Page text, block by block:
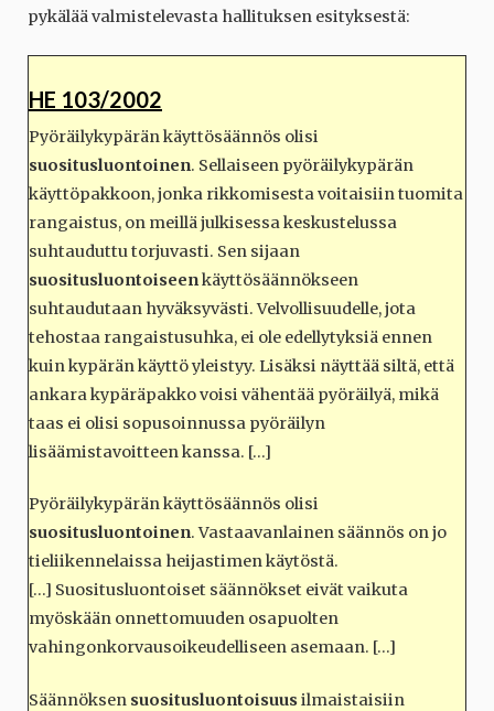
pykälää valmistelevasta hallituksen esityksestä:
HE 103/2002
Pyöräilykypärän käyttösäännös olisi
suositusluontoinen. Sellaiseen pyöräilykypärän
käyttöpakkoon, jonka rikkomisesta voitaisiin tuomita
rangaistus, on meillä julkisessa keskustelussa
suhtauduttu torjuvasti. Sen sijaan
suositusluontoiseenkäyttösäännökseen
suhtaudutaan hyväksyvästi. Velvollisuudelle, jota
tehostaa rangaistusuhka, ei ole edellytyksiä ennen
kuin kypärän käyttö yleistyy. Lisäksi näyttää siltä, että
ankara kypäräpakko voisi vähentää pyöräilyä, mikä
taas ei olisi sopusoinnussa pyöräilyn
lisäämistavoitteen kanssa. […]
Pyöräilykypärän käyttösäännös olisi
suositusluontoinen. Vastaavanlainen säännös on jo
tieliikennelaissa heijastimen käytöstä.
[…] Suositusluontoiset säännökset eivät vaikuta
myöskään onnettomuuden osapuolten
vahingonkorvausoikeudelliseen asemaan. […]
Säännöksen suositusluontoisuusilmaistaisiin